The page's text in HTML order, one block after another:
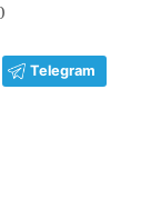
Telegram